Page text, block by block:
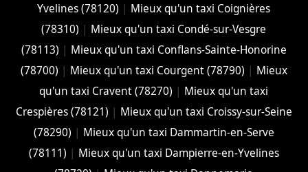
Yvelines (78120) | Mieux qu'un taxi Coignières
(78310) | Mieux qu'un taxi Condé-sur-Vesgre
(78113) | Mieux qu'un taxi Conflans-Sainte-Honorine
(78700) | Mieux qu'un taxi Courgent (78790) | Mieux
qu'un taxi Cravent (78270) | Mieux qu'un taxi
Crespières (78121) | Mieux qu'un taxi Croissy-sur-Seine
(78290) | Mieux qu'un taxi Dammartin-en-Serve
(78111) | Mieux qu'un taxi Dampierre-en-Yvelines